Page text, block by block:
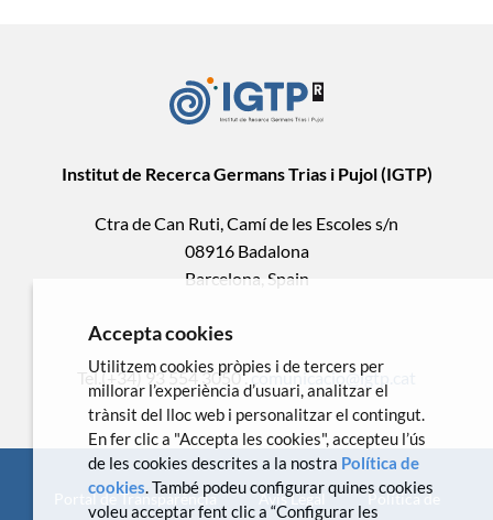
Institut de Recerca Germans Trias i Pujol (IGTP)
Ctra de Can Ruti, Camí de les Escoles s/n
08916 Badalona
Barcelona, Spain
Tel.(+34) 93 554 3050 .comunicacio@igtp.cat
Portal de Transparència Avís Legal
Política de
Accepta cookies
Utilitzem cookies pròpies i de tercers per
millorar l’experiència d’usuari, analitzar el
trànsit del lloc web i personalitzar el contingut.
En fer clic a "Accepta les cookies", accepteu l’ús
de les cookies descrites a la nostra Política de
cookies. També podeu configurar quines cookies
voleu acceptar fent clic a “Configurar les